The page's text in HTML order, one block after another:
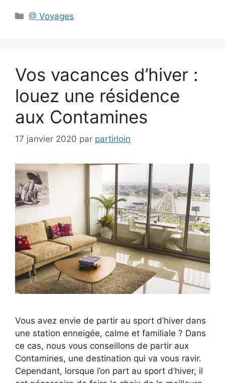
Catégories
@ Voyages
Vos vacances d’hiver :
louez une résidence
aux Contamines
17 janvier 2020 par partirloin
Vous avez envie de partir au sport d’hiver dans
une station enneigée, calme et familiale ? Dans
ce cas, nous vous conseillons de partir aux
Contamines, une destination qui va vous ravir.
Cependant, lorsque l’on part au sport d’hiver, il